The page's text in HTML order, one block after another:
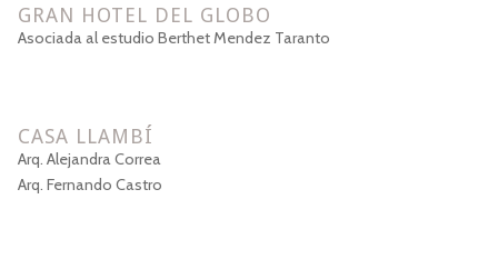
Proyectos
Proyectos ejecutivos
GRAN HOTEL DEL GLOBO
Asociada al estudio Berthet Mendez Taranto
CASA LLAMBÍ
Arq. Alejandra Correa
Arq. Fernando Castro